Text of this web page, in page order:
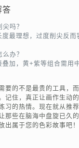
答
吗？
最理想，过度削尖反而
办？
加，黄+紫等组合需用
要的不是最贵的工具，而
记住，真正让画作生动的
习的热情。现在就从推荐
那些在脑海中盘旋已久的
出属于您的色彩故事吧！